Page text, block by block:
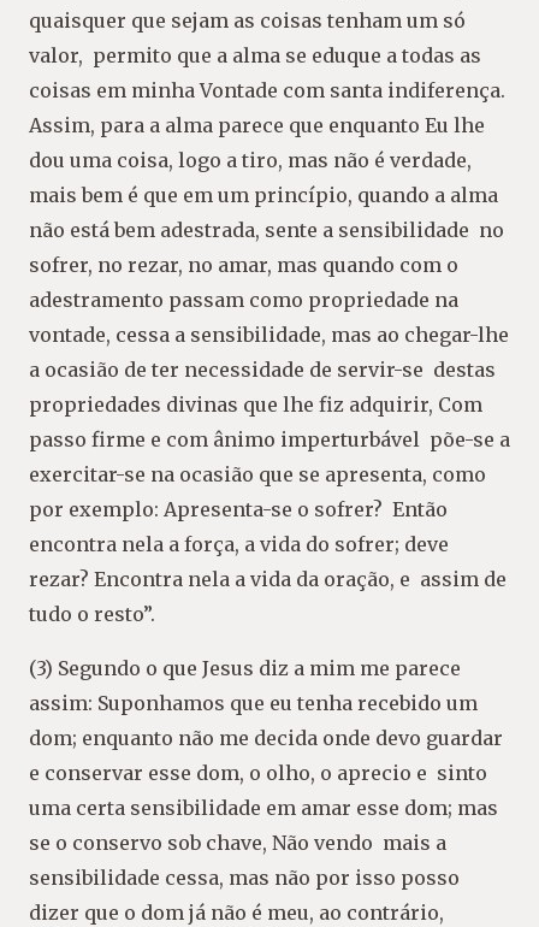
quaisquer que sejam as coisas tenham um só
valor, permito que a alma se eduque a todas as
coisas em minha Vontade com santa indiferença.
Assim, para a alma parece que enquanto Eu lhe
dou uma coisa, logo a tiro, mas não é verdade,
mais bem é que em um princípio, quando a alma
não está bem adestrada, sente a sensibilidade no
sofrer, no rezar, no amar, mas quando com o
adestramento passam como propriedade na
vontade, cessa a sensibilidade, mas ao chegar-lhe
a ocasião de ter necessidade de servir-se destas
propriedades divinas que lhe fiz adquirir, Com
passo firme e com ânimo imperturbável põe-se a
exercitar-se na ocasião que se apresenta, como
por exemplo: Apresenta-se o sofrer? Então
encontra nela a força, a vida do sofrer; deve
rezar? Encontra nela a vida da oração, e assim de
tudo o resto”.
(3) Segundo o que Jesus diz a mim me parece
assim: Suponhamos que eu tenha recebido um
dom; enquanto não me decida onde devo guardar
e conservar esse dom, o olho, o aprecio e sinto
uma certa sensibilidade em amar esse dom; mas
se o conservo sob chave, Não vendo mais a
sensibilidade cessa, mas não por isso posso
dizer que o dom já não é meu, ao contrário,